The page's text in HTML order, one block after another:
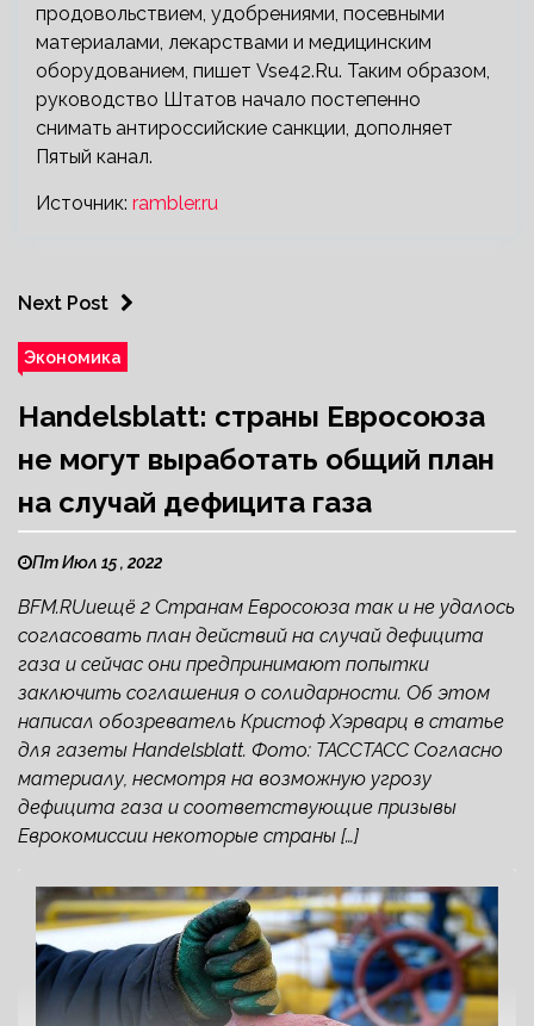
продовольствием, удобрениями, посевными
материалами, лекарствами и медицинским
оборудованием, пишет Vse42.Ru. Таким образом,
руководство Штатов начало постепенно
снимать антироссийские санкции, дополняет
Пятый канал.
Источник: rambler.ru
Next Post
Экономика
Handelsblatt: страны Евросоюза
не могут выработать общий план
на случай дефицита газа
Пт Июл 15 , 2022
BFM.RUиещё 2 Странам Евросоюза так и не удалось
согласовать план действий на случай дефицита
газа и сейчас они предпринимают попытки
заключить соглашения о солидарности. Об этом
написал обозреватель Кристоф Хэрварц в статье
для газеты Handelsblatt. Фото: ТАССТАСС Согласно
материалу, несмотря на возможную угрозу
дефицита газа и соответствующие призывы
Еврокомиссии некоторые страны […]